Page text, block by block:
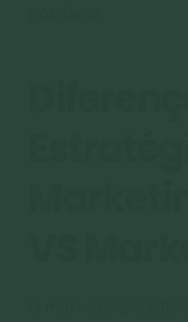
VS
O marketing